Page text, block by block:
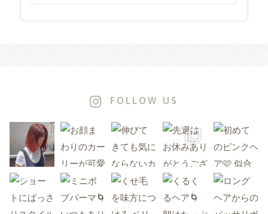
FOLLOW US